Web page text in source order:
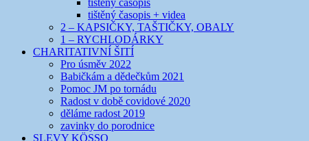
tištěný časopis
tištěný časopis + videa
2 – KAPSIČKY, TAŠTIČKY, OBALY
1 – RYCHLODÁRKY
CHARITATIVNÍ ŠITÍ
Pro úsměv 2022
Babičkám a dědečkům 2021
Pomoc JM po tornádu
Radost v době covidové 2020
děláme radost 2019
zavinky do porodnice
SLEVY KÖSSO